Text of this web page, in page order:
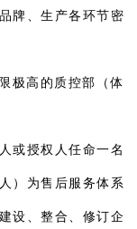
牌、生产各环节密
极高的质控部（体
或授权人任命一名
）为售后服务体系
设、整合、修订企